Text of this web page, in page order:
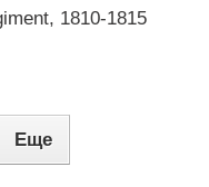
1810-1815
Еще